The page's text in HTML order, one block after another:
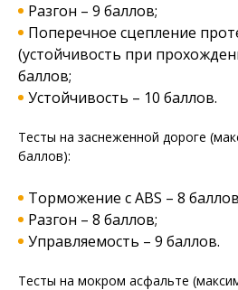
Разгон – 9 баллов;
Поперечное сцепление
(устойчивость при
баллов;
Устойчивость – 10 баллов.
Тесты на заснеженной дороге
баллов):
Торможение с ABS – 8
Разгон – 8 баллов;
Управляемость – 9 баллов.
Тесты на мокром асфальте